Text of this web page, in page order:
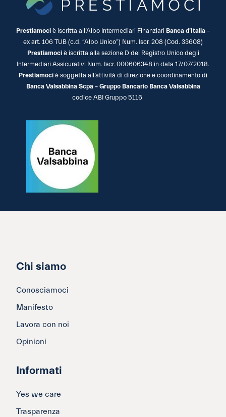
Prestiamoci è iscritta all’Albo Intermediari Finanziari Banca d’Italia –
ex art. 106 TUB (c.d. “Albo Unico”) Num. Iscr. 208 (Cod. 33608)
Prestiamociè iscritta alla sezione D del Registro Unico degli
Intermediari Assicurativi Num. Iscr. 000606348 in data 17/07/2018.
Prestiamoci è soggetta all’attività di direzione e coordinamento di
Banca Valsabbina Scpa – Gruppo Bancario Banca Valsabbina
codice ABI Gruppo 5116
Chi siamo
Conosciamoci
Manifesto
Lavora con noi
Opinioni
Informati
Yes we care
Trasparenza